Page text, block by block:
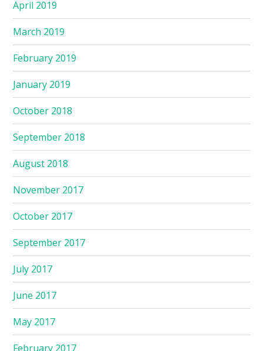
April 2019
March 2019
February 2019
January 2019
October 2018
September 2018
August 2018
November 2017
October 2017
September 2017
July 2017
June 2017
May 2017
February 2017